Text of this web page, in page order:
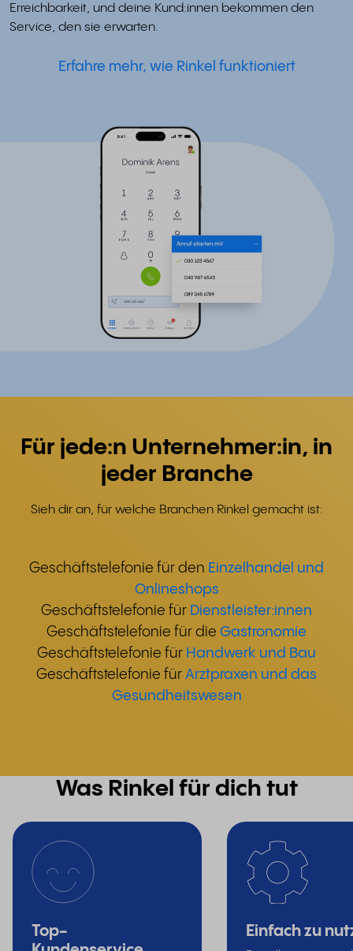
Erreichbarkeit, und deine Kund:innen bekommen den
Service, den sie erwarten.
Erfahre mehr, wie Rinkel funktioniert
Für jede:n Unternehmer:in, in
jeder Branche
Sieh dir an, für welche Branchen Rinkel gemacht ist:
Geschäftstelefonie für den Einzelhandel und
Onlineshops
Geschäftstelefonie für Dienstleister:innen
Geschäftstelefonie für die Gastronomie
Geschäftstelefonie für Handwerk und Bau
Geschäftstelefonie für Arztpraxen und das
Gesundheitswesen
Was Rinkel für dich tut
Top-
Einfach zu